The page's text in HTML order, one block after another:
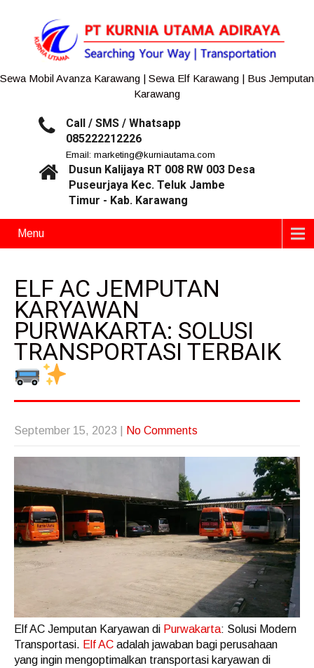
Sewa Mobil Avanza Karawang | Sewa Elf Karawang | Bus Jemputan
Karawang
Call / SMS / Whatsapp
085222212226
Email: marketing@kurniautama.com
Dusun Kalijaya RT 008 RW 003 Desa
Puseurjaya Kec. Teluk Jambe
Timur - Kab. Karawang
Menu
ELF AC JEMPUTAN
KARYAWAN
PURWAKARTA: SOLUSI
TRANSPORTASI TERBAIK
September 15, 2023 No Comments
Elf AC Jemputan Karyawan di Purwakarta: Solusi Modern
Transportasi. Elf AC adalah jawaban bagi perusahaan
yang ingin mengoptimalkan transportasi karyawan di